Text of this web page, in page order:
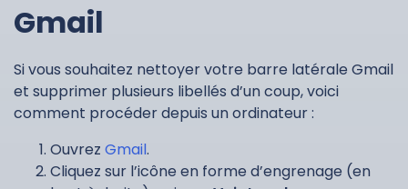
Gmail
Si vous souhaitez nettoyer votre barre latérale Gmail
et supprimer plusieurs libellés d’un coup, voici
comment procéder depuis un ordinateur :
Ouvrez Gmail.
Cliquez sur l’icône en forme d’engrenage (en